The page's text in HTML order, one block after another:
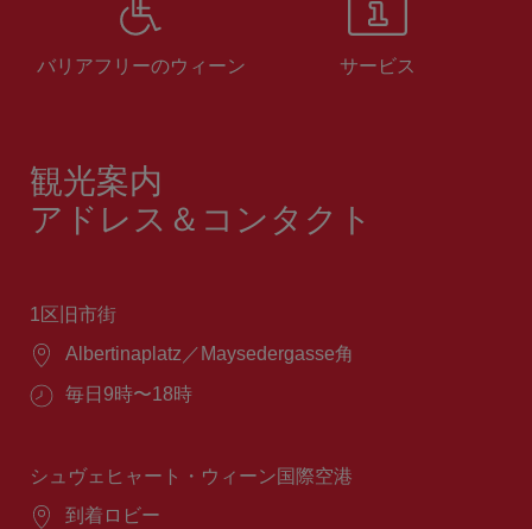
バリアフリーのウィーン サービス
観光案内
アドレス＆コンタクト
1区旧市街
場
Albertinaplatz／Maysedergasse角
営
間：
毎日9時〜18時
シュヴェヒャート・ウィーン国際空港
場
到着ロビー